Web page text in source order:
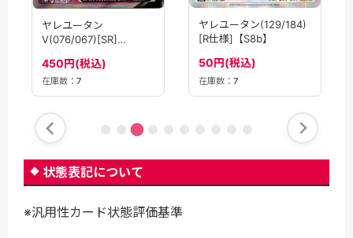
ヤレユータン
V(076/067)[SR]
450円(税込)
在庫数： 7
ヤレユータン(129/184)
[R仕様]【S8b】
50円(税込)
在庫数： 7
状態表記について
※汎用性カード状態評価基準